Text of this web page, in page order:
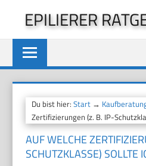
springen
EPILIERER
Du bist hier:Start →
Zertifizierungen (z. B. IP-
AUF WELCHE
SCHUTZKLASSE) SOLLTE